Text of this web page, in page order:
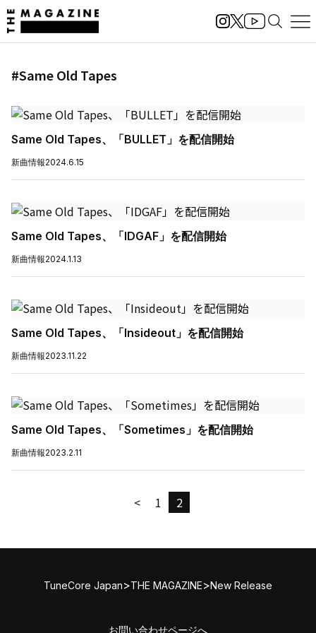
#Same Old Tapes
Same Old Tapes、「BULLET」を配信開始
新曲情報2024.6.15
Same Old Tapes、「IDGAF」を配信開始
新曲情報2024.1.13
Same Old Tapes、「Insideout」を配信開始
新曲情報2023.11.22
Same Old Tapes、「Sometimes」を配信開始
新曲情報2023.2.11
< 1 2
TuneCore Japan>THE MAGAZINE>New Release
お問い合わせページへ